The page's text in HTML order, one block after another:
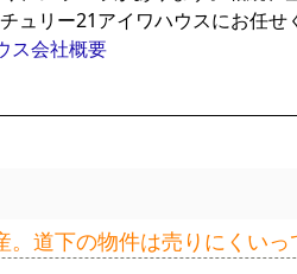
ュリー21アイワハウスにお任せ
ス会社概要
。道下の物件は売りにくいっ